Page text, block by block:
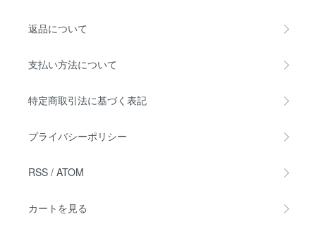
返品について
支払い方法について
特定商取引法に基づく表記
プライバシーポリシー
RSS / ATOM
カートを見る